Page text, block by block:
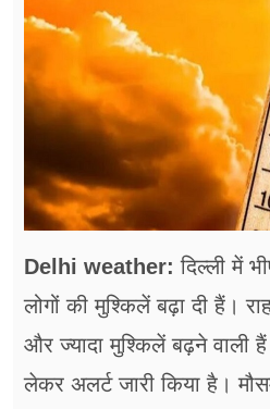
सेहत
ब्‍यूटी
शिक्षा
Delhi weather: दिल्ली में
लोगों की मुश्किलें बढ़ा दी हैं।
और ज्यादा मुश्किलें बढ़ने वाली
लेकर अलर्ट जारी किया है।